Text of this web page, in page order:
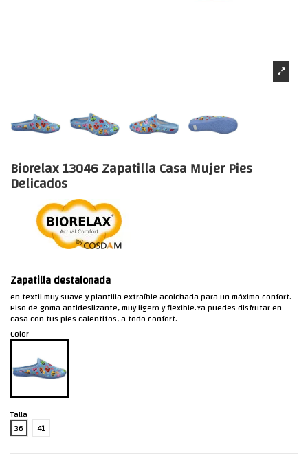
Biorelax 13046 Zapatilla Casa Mujer Pies
Delicados
Zapatilla destalonada
en textil muy suave y plantilla extraíble acolchada para un máximo confort.
Piso de goma antideslizante, muy ligero y flexible.Ya puedes disfrutar en
casa con tus pies calentitos, a todo confort.
Color
Talla
36
41